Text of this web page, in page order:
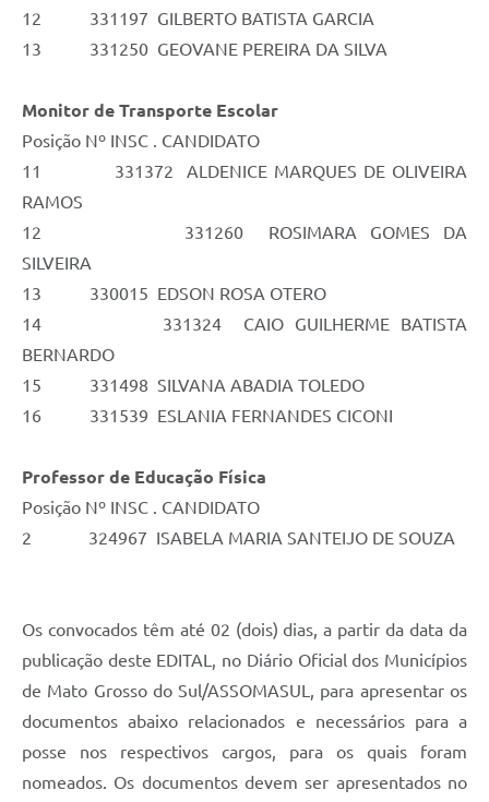
12 331197 GILBERTO BATISTA GARCIA
13 331250 GEOVANE PEREIRA DA SILVA
Monitor de Transporte Escolar
Posição Nº INSC . CANDIDATO
11 331372 ALDENICE MARQUES DE OLIVEIRA
RAMOS
12 331260 ROSIMARA GOMES DA
SILVEIRA
13 330015 EDSON ROSA OTERO
14 331324 CAIO GUILHERME BATISTA
BERNARDO
15 331498 SILVANA ABADIA TOLEDO
16 331539 ESLANIA FERNANDES CICONI
Professor de Educação Física
Posição Nº INSC . CANDIDATO
2 324967 ISABELA MARIA SANTEIJO DE SOUZA
Os convocados têm até 02 (dois) dias, a partir da data da
publicação deste EDITAL, no Diário Oficial dos Municípios
de Mato Grosso do Sul/ASSOMASUL, para apresentar os
documentos abaixo relacionados e necessários para a
posse nos respectivos cargos, para os quais foram
nomeados. Os documentos devem ser apresentados no